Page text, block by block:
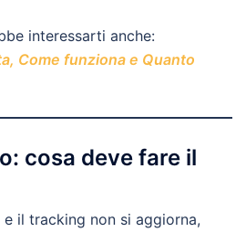
interessarti anche:
Come funziona e Quanto
cosa deve fare il
il tracking non si aggiorna,